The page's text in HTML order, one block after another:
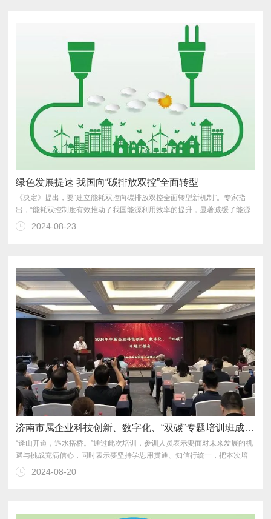
绿色发展提速 我国向“碳排放双控”全面转型
生。
2024-08-23
济南市属企业科技创新、数字化、“双碳”专题培训班成功举办
力，为推动企业在高质量发展道路上行稳致远贡献智慧和力量。
2024-08-20